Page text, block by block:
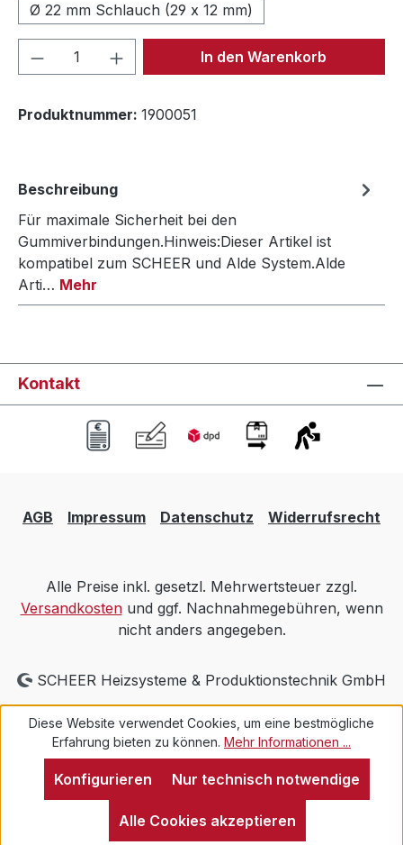
Ø 22 mm Schlauch (29 x 12 mm)
Produkt Anzahl: Gib denIn den Warenkorb
Produktnummer: 1900051
Beschreibung
Für maximale Sicherheit bei den
Gummiverbindungen.Hinweis:Dieser Artikel ist
kompatibel zum SCHEER und Alde System.Alde
Arti… Mehr
Kontakt
AGB Impressum Datenschutz Widerrufsrecht
Alle Preise inkl. gesetzl. Mehrwertsteuer zzgl.
Versandkostenund ggf. Nachnahmegebühren, wenn
nicht anders angegeben.
SCHEER Heizsysteme & Produktionstechnik GmbH
Diese Website verwendet Cookies, um eine bestmögliche
Erfahrung bieten zu können. Mehr Informationen ...
Nur technisch notwendige
Konfigurieren
Alle Cookies akzeptieren